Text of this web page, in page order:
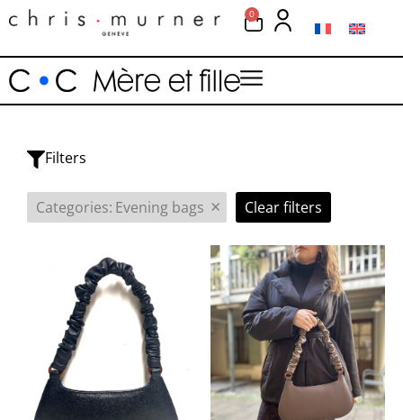
0
Filters
Categories: Evening bags × Clear filters